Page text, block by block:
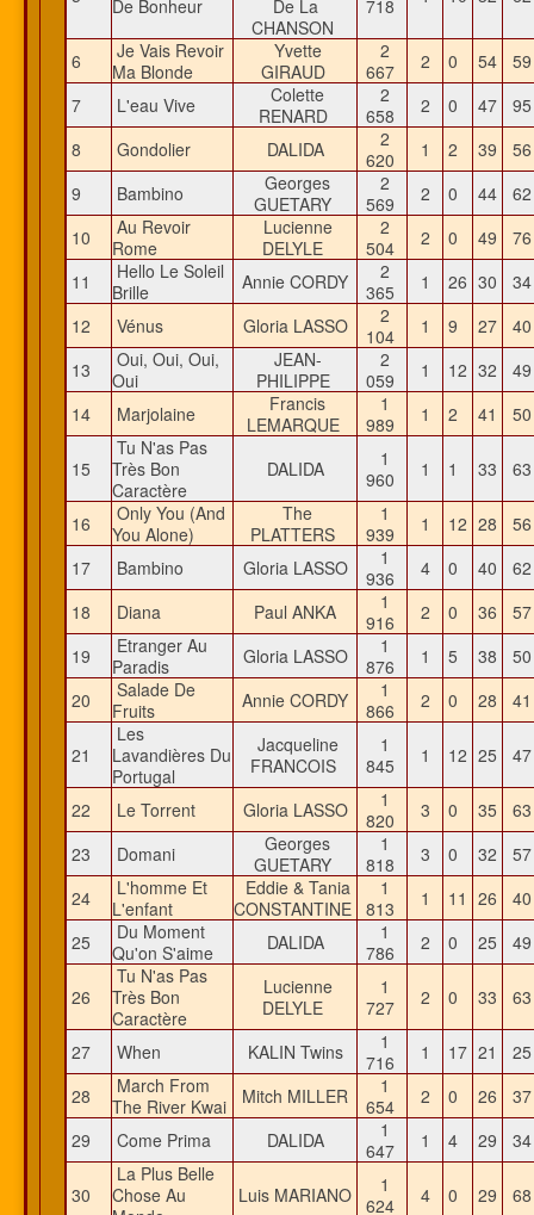
De Bonheur
De La
CHANSON
718
6
Je Vais Revoir
Ma Blonde
Yvette
GIRAUD
2
667
2 0 54
7
L'eau Vive
Colette
RENARD
2
658
2 0 47
8
Gondolier DALIDA
2
620
1 2 39
9
Bambino
Georges
GUETARY
2
569
2 0 44
10
Au Revoir
Rome
Lucienne
DELYLE
2
504
2 0 49
11
Hello Le Soleil
Brille
Annie CORDY
2
365
1 26 30
12
Vénus Gloria LASSO
2
104
1 9 27
13
Oui, Oui, Oui,
Oui
JEAN-
PHILIPPE
2
059
1 12 32
14
Marjolaine
Francis
LEMARQUE
1
989
1 2 41
15
Tu N'as Pas
Très Bon
Caractère
DALIDA
1
960
1 1 33
16
Only You (And
You Alone)
The
PLATTERS
1
939
1 12 28
17
Bambino Gloria LASSO
1
936
4 0 40
18
Diana Paul ANKA
1
916
2 0 36
19
Etranger Au
Paradis
Gloria LASSO
1
876
1 5 38
20
Salade De
Fruits
Annie CORDY
1
866
2 0 28
21
Les
Lavandières Du
Portugal
Jacqueline
FRANCOIS
1
845
1 12 25
22 Le Torrent Gloria LASSO
1
820
3 0 35
23
Domani
Georges
GUETARY
1
818
3 0 32
24
L'homme Et
L'enfant
Eddie & Tania
CONSTANTINE
1
813
1 11 26
25
Du Moment
Qu'on S'aime
DALIDA
1
786
2 0 25
26
Tu N'as Pas
Très Bon
Caractère
Lucienne
DELYLE
1
727
2 0 33
27 When KALIN Twins
1
716
1 17 21
28
March From
The River Kwai
Mitch MILLER
1
654
2 0 26
29
Come Prima DALIDA
1
647
1 4 29
30
La Plus Belle
Chose Au
Luis MARIANO
1
624
4 0 29